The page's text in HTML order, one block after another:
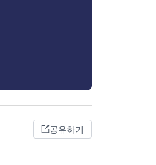
공유하기